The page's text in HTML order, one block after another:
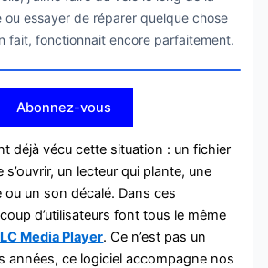
ou essayer de réparer quelque chose
fait, fonctionnait encore parfaitement.
Abonnez-vous
déjà vécu cette situation : un fichier
un lecteur qui plante, une
ou un son décalé. Dans ces
d’utilisateurs font tous le même
Media Player. Ce n’est pas un
années, ce logiciel accompagne nos